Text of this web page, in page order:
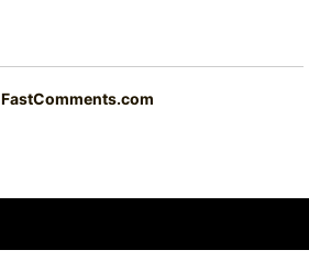
FastComments.com